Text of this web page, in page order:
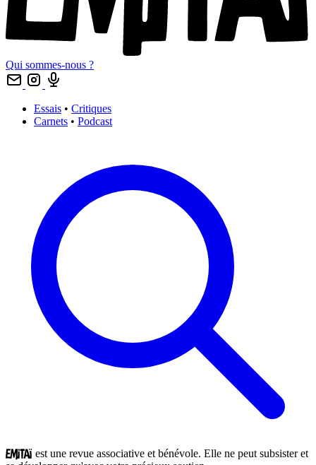
Qui sommes-nous ?
Essais • Critiques
Carnets • Podcast
est une revue associative et bénévole. Elle ne peut subsister et